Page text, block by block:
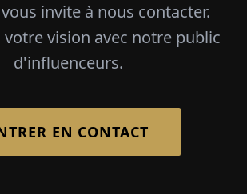
invite à nous contacter.
votre vision avec notre public
d'influenceurs.
EN CONTACT